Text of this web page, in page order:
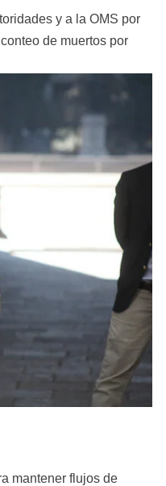
y a la OMS por
de muertos por
mantener flujos de